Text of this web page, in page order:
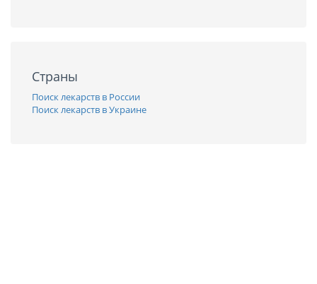
Страны
Поиск лекарств в России
Поиск лекарств в Украине